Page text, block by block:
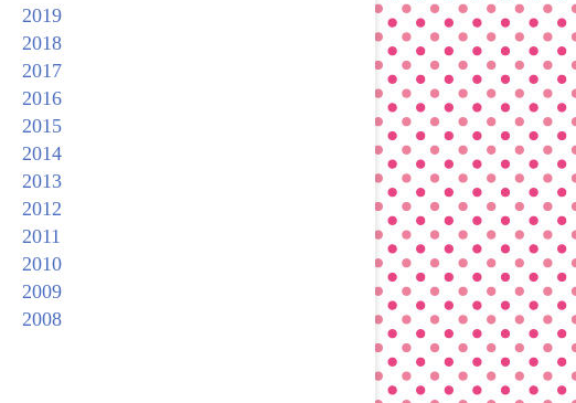
2019
2018
2017
2016
2015
2014
2013
2012
2011
2010
2009
2008